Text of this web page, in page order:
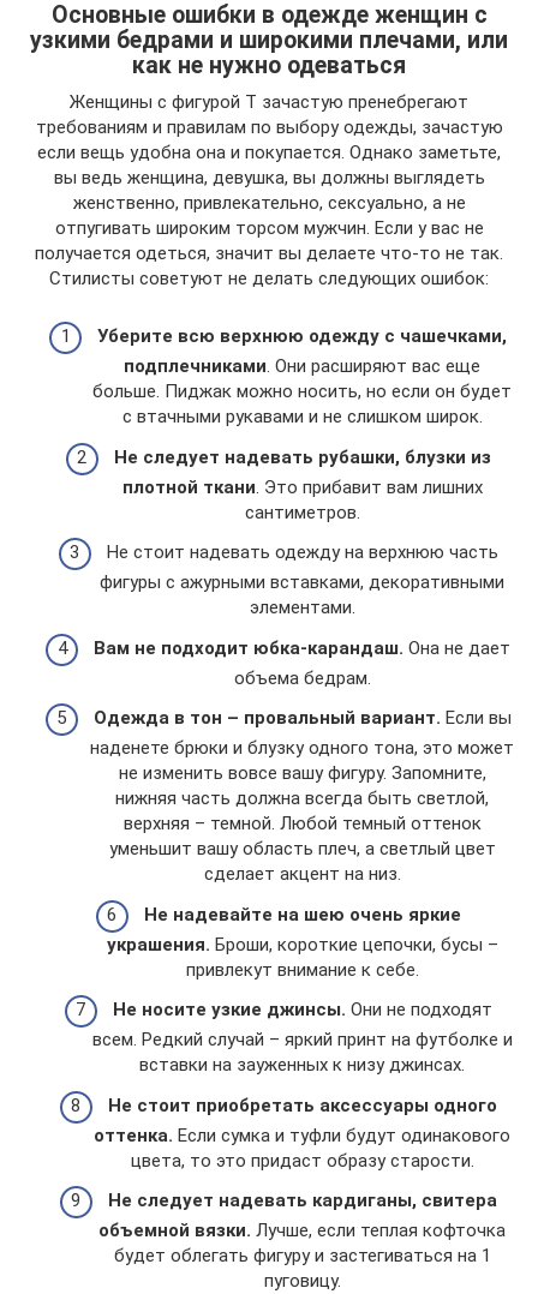
Основные ошибки в одежде женщин с
узкими бедрами и широкими плечами, или
как не нужно одеваться
Женщины с фигурой Т зачастую пренебрегают
требованиям и правилам по выбору одежды, зачастую
если вещь удобна она и покупается. Однако заметьте,
вы ведь женщина, девушка, вы должны выглядеть
женственно, привлекательно, сексуально, а не
отпугивать широким торсом мужчин. Если у вас не
получается одеться, значит вы делаете что-то не так.
Стилисты советуют не делать следующих ошибок:
Уберите всю верхнюю одежду с чашечками,
подплечниками. Они расширяют вас еще
больше. Пиджак можно носить, но если он будет
с втачными рукавами и не слишком широк.
Не следует надевать рубашки, блузки из
плотной ткани. Это прибавит вам лишних
сантиметров.
Не стоит надевать одежду на верхнюю часть
фигуры с ажурными вставками, декоративными
элементами.
Вам не подходит юбка-карандаш. Она не дает
объема бедрам.
Одежда в тон – провальный вариант. Если вы
наденете брюки и блузку одного тона, это может
не изменить вовсе вашу фигуру. Запомните,
нижняя часть должна всегда быть светлой,
верхняя – темной. Любой темный оттенок
уменьшит вашу область плеч, а светлый цвет
сделает акцент на низ.
Не надевайте на шею очень яркие
украшения. Броши, короткие цепочки, бусы –
привлекут внимание к себе.
Не носите узкие джинсы. Они не подходят
всем. Редкий случай – яркий принт на футболке и
вставки на зауженных к низу джинсах.
Не стоит приобретать аксессуары одного
оттенка. Если сумка и туфли будут одинакового
цвета, то это придаст образу старости.
Не следует надевать кардиганы, свитера
объемной вязки. Лучше, если теплая кофточка
будет облегать фигуру и застегиваться на 1
пуговицу.